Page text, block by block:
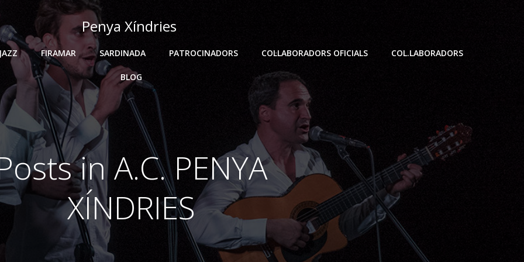
Penya Xíndries
FIRAMAR SARDINADA PATROCINADORS COL·LABORADORS OFICIALS COL.LABORADORS
BLOG
inA.C. PENYA
XÍNDRIES